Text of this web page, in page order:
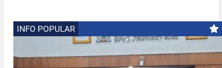
INFO POPULAR